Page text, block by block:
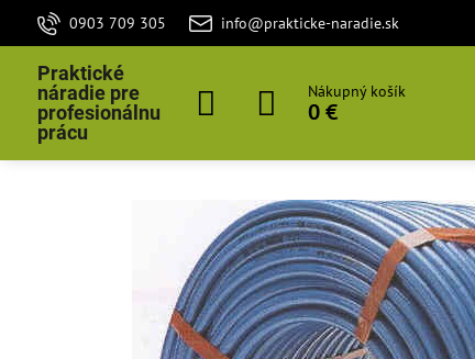
0903 709 305 info@prakticke-naradie.sk
Praktické
náradie pre
profesionálnu
prácu
Nákupný košík
0 €